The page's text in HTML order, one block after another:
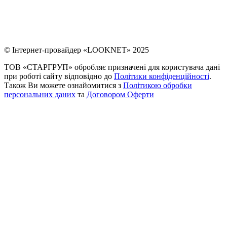
© Інтернет-провайдер «LOOKNET» 2025
ТОВ «СТАРГРУП» обробляє призначені для користувача дані
при роботі сайту відповідно до Політики конфіденційності.
Також Ви можете ознайомитися з Політикою обробки
персональних даних та Договором Оферти